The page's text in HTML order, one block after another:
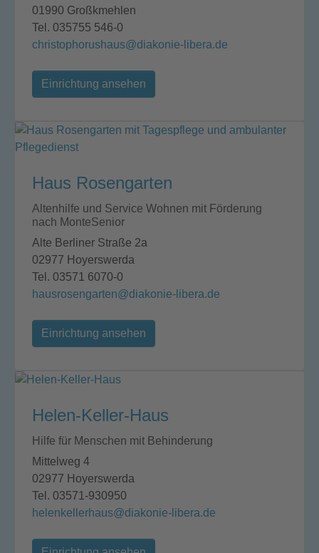
01990 Großkmehlen
Tel. 035755 546-0
christophorushaus@diakonie-libera.de
Einrichtung ansehen
Haus Rosengarten
Altenhilfe und Service Wohnen mit Förderung
nach MonteSenior
Alte Berliner Straße 2a
02977 Hoyerswerda
Tel. 03571 6070-0
hausrosengarten@diakonie-libera.de
Einrichtung ansehen
Helen-Keller-Haus
Hilfe für Menschen mit Behinderung
Mittelweg 4
02977 Hoyerswerda
Tel. 03571-930950
helenkellerhaus@diakonie-libera.de